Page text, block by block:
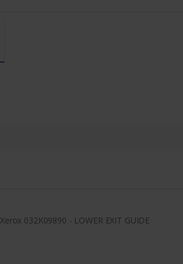
Xerox 032K09890 - LOWER EXIT GUIDE